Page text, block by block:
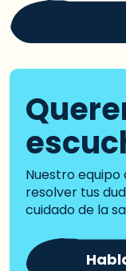
Nuestro
resolver tus
cuidado de la